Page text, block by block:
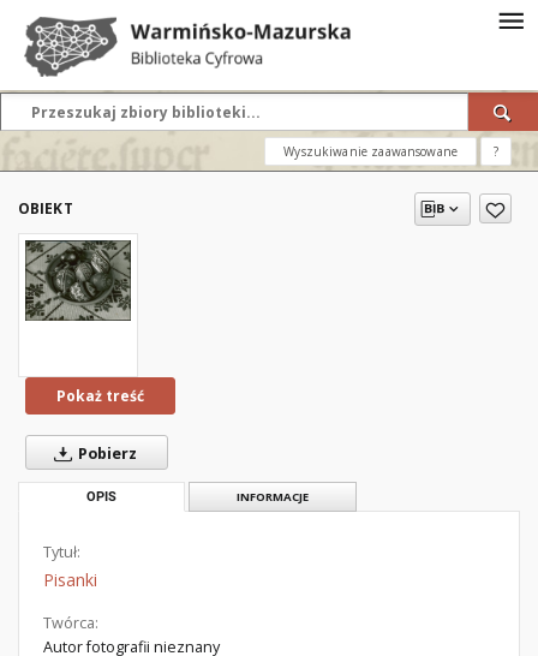
Wyszukiwanie zaawansowane ?
OBIEKT
Pokaż treść
Pobierz
OPIS INFORMACJE
Tytuł:
Pisanki
Twórca:
Autor fotografii nieznany